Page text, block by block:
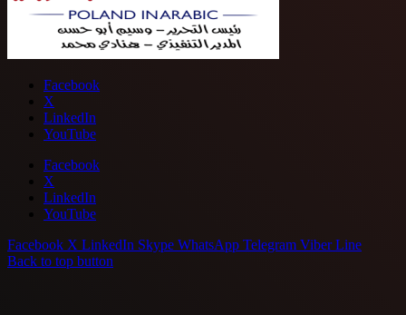
Facebook
X
LinkedIn
YouTube
Facebook
X
LinkedIn
YouTube
Facebook X LinkedIn Skype WhatsApp Telegram Viber Line
Back to top button